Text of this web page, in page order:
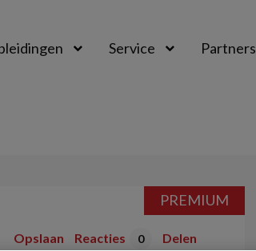
Service Partners
Opslaan Reacties 0 Delen
PREMIUM